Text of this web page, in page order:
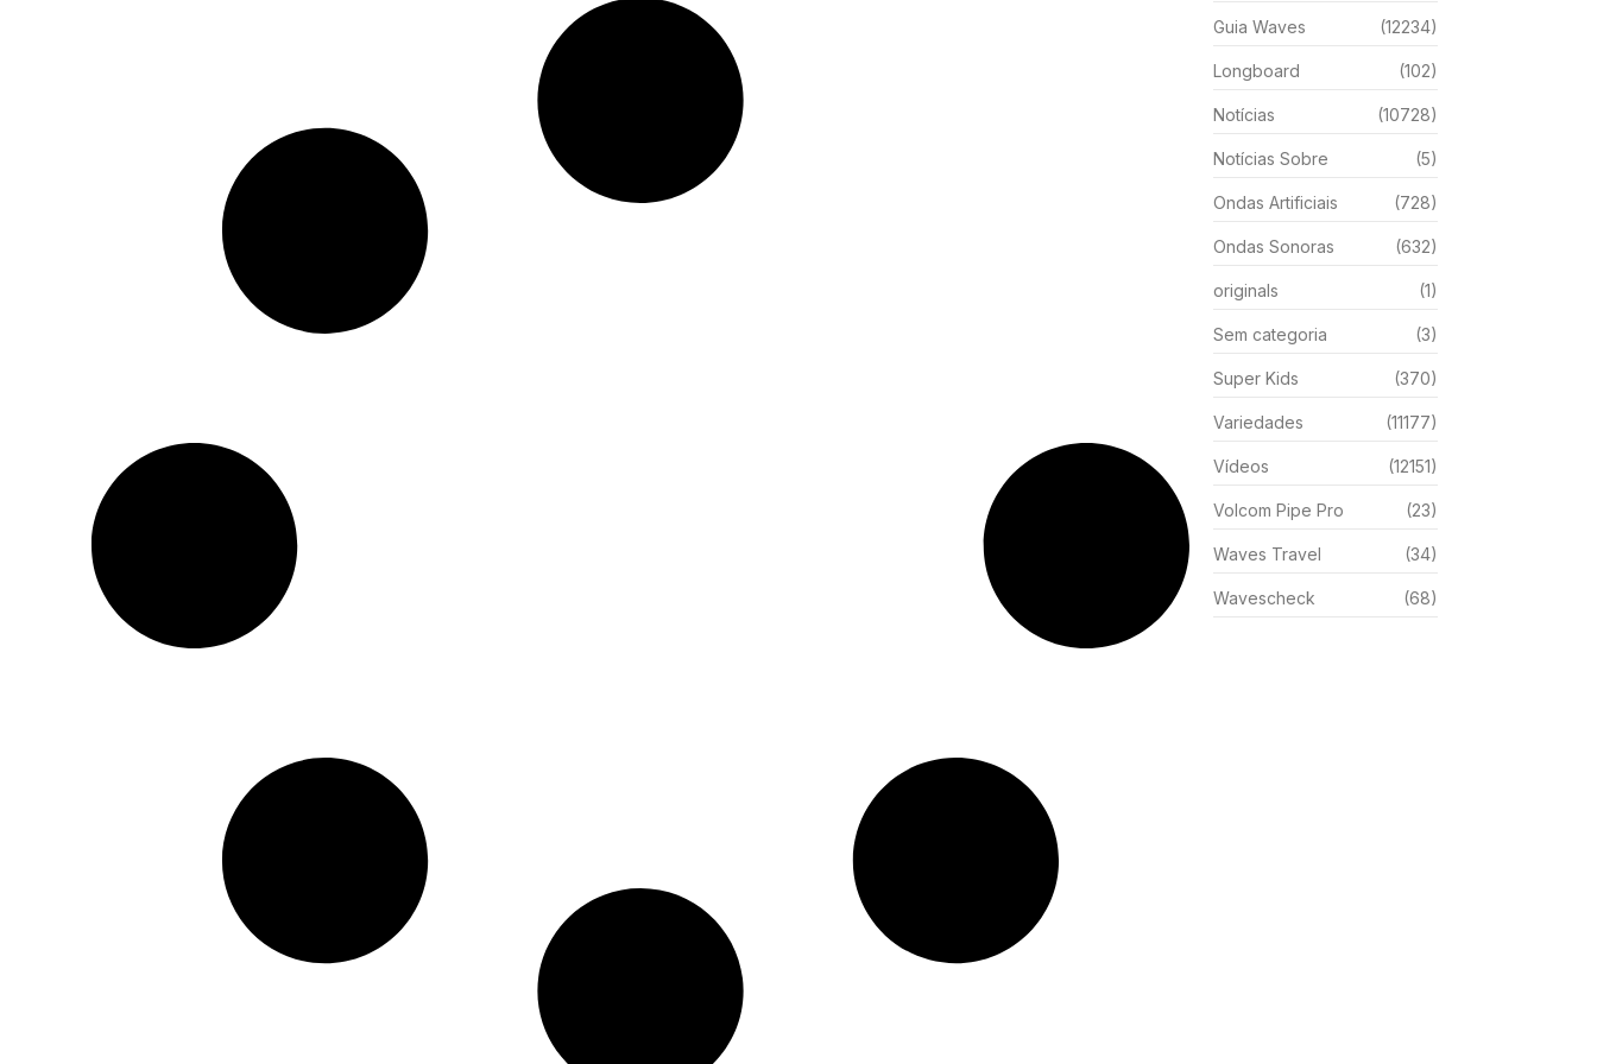
Guia Waves (12234)
Longboard (102)
Notícias (10728)
Notícias Sobre (5)
Ondas Artificiais (728)
Ondas Sonoras (632)
originals (1)
Sem categoria (3)
Super Kids (370)
Variedades (11177)
Vídeos (12151)
Volcom Pipe Pro (23)
Waves Travel (34)
Wavescheck (68)